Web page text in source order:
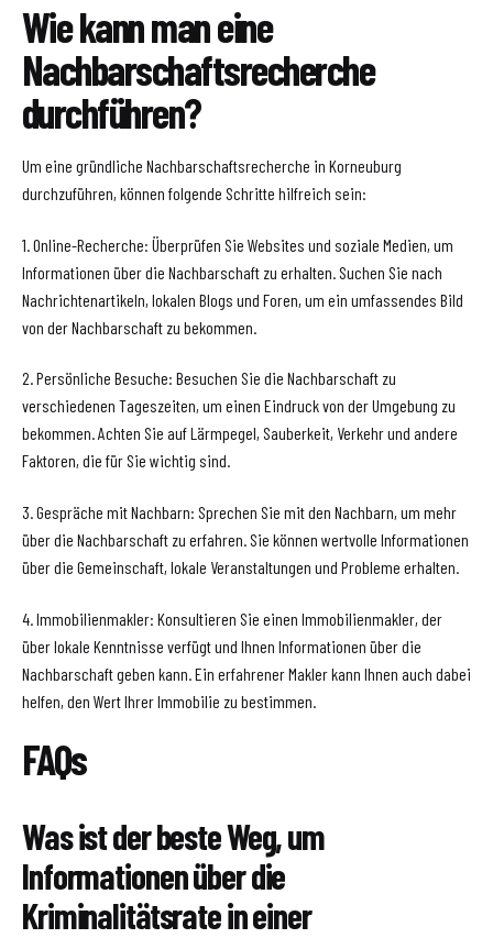
Wie kann man eine
Nachbarschaftsrecherche
durchführen?
Um eine gründliche Nachbarschaftsrecherche in Korneuburg
durchzuführen, können folgende Schritte hilfreich sein:
1. Online-Recherche: Überprüfen Sie Websites und soziale Medien, um
Informationen über die Nachbarschaft zu erhalten. Suchen Sie nach
Nachrichtenartikeln, lokalen Blogs und Foren, um ein umfassendes Bild
von der Nachbarschaft zu bekommen.
2. Persönliche Besuche: Besuchen Sie die Nachbarschaft zu
verschiedenen Tageszeiten, um einen Eindruck von der Umgebung zu
bekommen. Achten Sie auf Lärmpegel, Sauberkeit, Verkehr und andere
Faktoren, die für Sie wichtig sind.
3. Gespräche mit Nachbarn: Sprechen Sie mit den Nachbarn, um mehr
über die Nachbarschaft zu erfahren. Sie können wertvolle Informationen
über die Gemeinschaft, lokale Veranstaltungen und Probleme erhalten.
4. Immobilienmakler: Konsultieren Sie einen Immobilienmakler, der
über lokale Kenntnisse verfügt und Ihnen Informationen über die
Nachbarschaft geben kann. Ein erfahrener Makler kann Ihnen auch dabei
helfen, den Wert Ihrer Immobilie zu bestimmen.
FAQs
Was ist der beste Weg, um
Informationen über die
Kriminalitätsrate in einer